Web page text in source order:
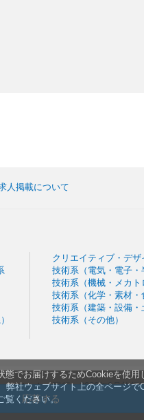
でお届けするためCookieを使用
社ウェブサイト上の全ページで
覧ください。
応募する
人掲載について
クリエイティブ・デザ
技術系（電気・電子・
技術系（機械・メカト
技術系（化学・素材・
技術系（建築・設備・
技術系（その他）
トメント（現行・2026年9月施行
ライバシー改定のお知らせ